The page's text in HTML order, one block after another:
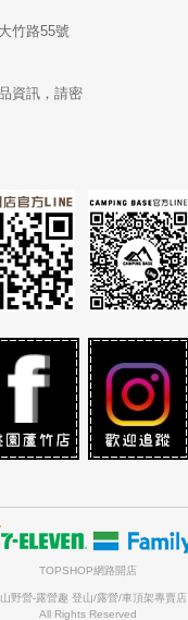
竹路55號
資訊，請密
TOPSHOP網路開店
野營-露營趣 登山/露營/車頂架專賣店
All Rights Reserved